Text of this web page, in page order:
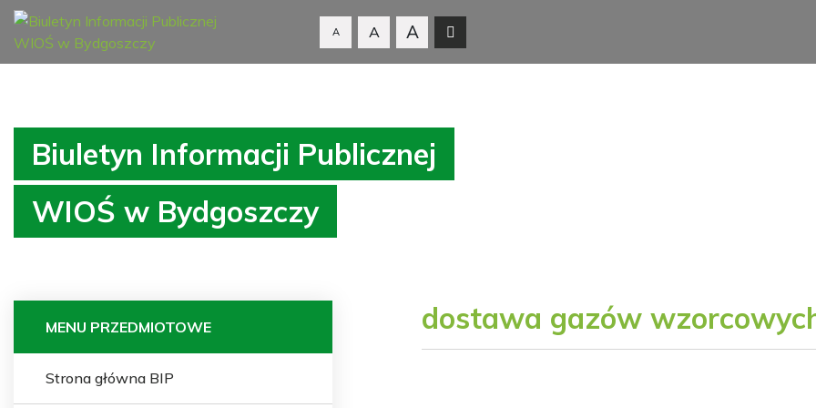
A A A
Biuletyn Informacji Publicznej
WIOŚ w Bydgoszczy
MENU PRZEDMIOTOWE
Strona główna BIP
dostawa gazów